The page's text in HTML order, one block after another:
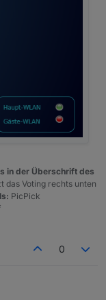
interval
anmelden eines
berücksichtigt
- wählt man
es sein, dass
meinem system
30 sek einen
und nach ca 45-50
in der Überschrift des
das Voting rechts unten
PicPick
0